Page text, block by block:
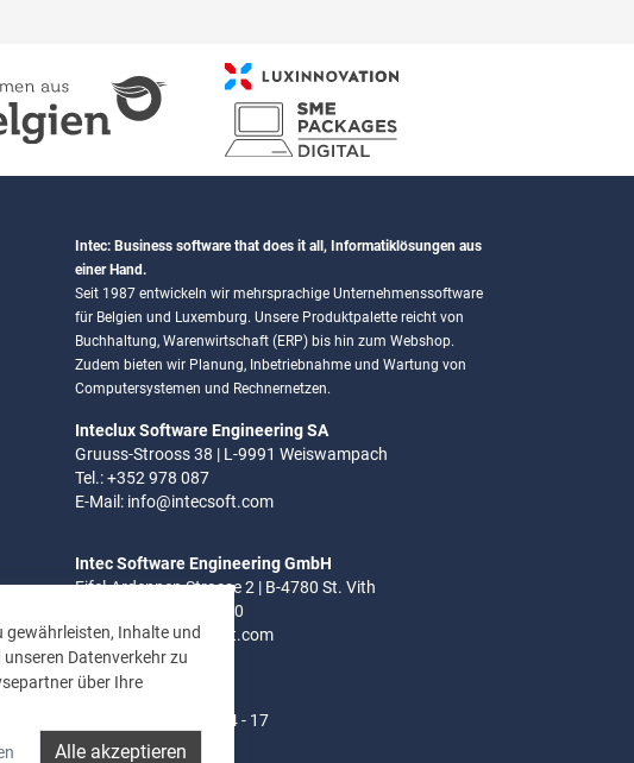
gewährleisten, Inhalte und
Datenverkehr zu
über Ihre
Alle akzeptieren
Intec: Business software that does it all, Informatiklösungen aus
einer Hand.
Seit 1987 entwickeln wir mehrsprachige Unternehmenssoftware
für Belgien und Luxemburg. Unsere Produktpalette reicht von
Buchhaltung, Warenwirtschaft (ERP) bis hin zum Webshop.
Zudem bieten wir Planung, Inbetriebnahme und Wartung von
Computersystemen und Rechnernetzen.
Inteclux Software Engineering SA
Gruuss-Strooss 38 | L-9991 Weiswampach
Tel.: +352 978 087
E-Mail: info@intecsoft.com
Intec Software Engineering GmbH
Eifel-Ardennen Strasse 2 | B-4780 St. Vith
Tel.: +32 (0)80 280 080
E-Mail:info@intecsoft.com
Mo - Do: 8 - 12 Uhr | 14 - 17
Uhr